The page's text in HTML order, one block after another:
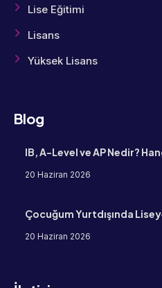
Lise Eğitimi
Lisans
Yüksek Lisans
Blog
IB, A-Level ve AP Nedir?
20 Haziran 2026
Çocuğum Yurtdışında
20 Haziran 2026